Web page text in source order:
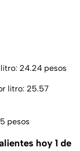
24.24 pesos
litro: 25.57
pesos
hoy 1 de